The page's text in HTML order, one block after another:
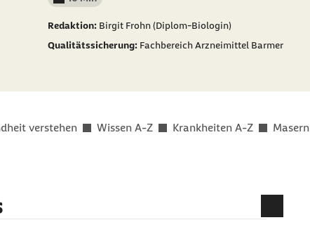
Lesedauer weniger als
Redaktion: Birgit Frohn (Diplom-Biologin)
Qualitätssicherung: Fachbereich Arzneimittel Barmer
verstehen Wissen A-Z Krankheiten A-Z Masern